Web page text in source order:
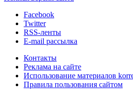
Facebook
Twitter
RSS-ленты
E-mail рассылка
Контакты
Реклама на сайте
Использование материалов
Правила пользования сайтом